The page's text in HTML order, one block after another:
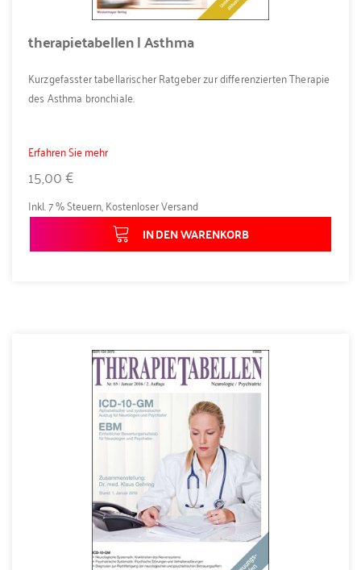
therapietabellen | Asthma
Kurzgefasster tabellarischer Ratgeber zur differenzierten Therapie
des Asthma bronchiale.
Erfahren Sie mehr
15,00 €
Inkl. 7 % Steuern,Kostenloser Versand
IN DEN WARENKORB